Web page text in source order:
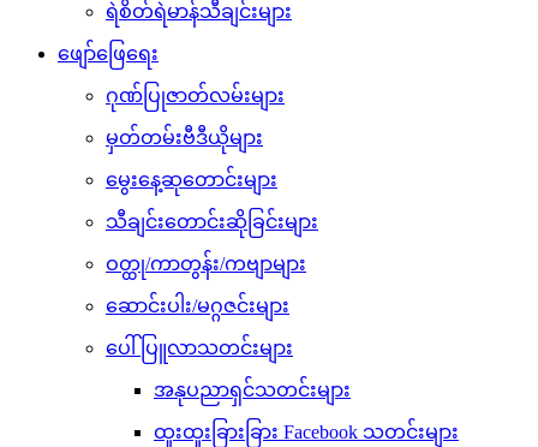
ရဲစိတ်ရဲမာန်သီချင်းများ
ဖျော်ဖြေရေး
ဂုဏ်ပြုဇာတ်လမ်းများ
မှတ်တမ်းဗီဒီယိုများ
မွေးနေ့ဆုတောင်းများ
သီချင်းတောင်းဆိုခြင်းများ
ဝတ္ထု/ကာတွန်း/ကဗျာများ
ဆောင်းပါး/မဂ္ဂဇင်းများ
ပေါ်ပြူလာသတင်းများ
အနုပညာရှင်သတင်းများ
ထူးထူးခြားခြား Facebook သတင်းများ